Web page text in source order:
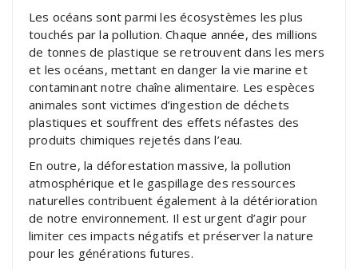
Les océans sont parmi les écosystèmes les plus
touchés par la pollution. Chaque année, des millions
de tonnes de plastique se retrouvent dans les mers
et les océans, mettant en danger la vie marine et
contaminant notre chaîne alimentaire. Les espèces
animales sont victimes d’ingestion de déchets
plastiques et souffrent des effets néfastes des
produits chimiques rejetés dans l’eau.
En outre, la déforestation massive, la pollution
atmosphérique et le gaspillage des ressources
naturelles contribuent également à la détérioration
de notre environnement. Il est urgent d’agir pour
limiter ces impacts négatifs et préserver la nature
pour les générations futures.